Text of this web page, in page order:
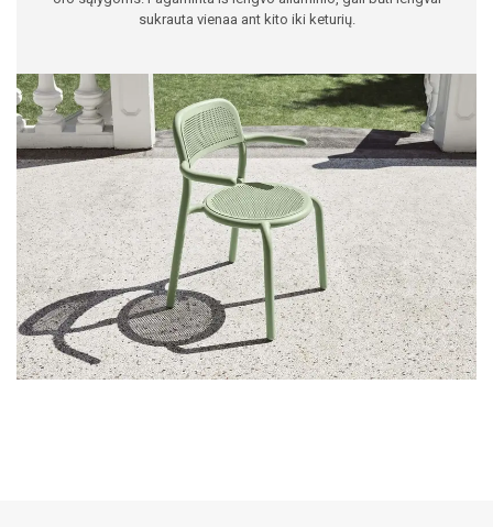
sukrauta vienaa ant kito iki keturių.